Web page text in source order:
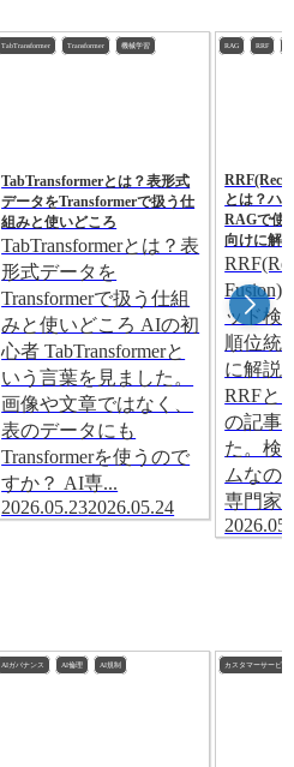
TabTransformer Transformer 機械学習
TabTransformerとは？表形式
データをTransformerで扱う仕
組みと使いどころ
TabTransformerとは？表
形式データを
Transformerで扱う仕組
みと使いどころ AIの初
心者 TabTransformerと
いう言葉を見ました。
画像や文章ではなく、
表のデータにも
Transformerを使うので
すか？ AI専...
2026.05.232026.05.24
RAG RRF
とは？ハ
RAGで使
向けに解
Fusion)
ッド検
順位統
に解説
RRFと
の記事
た。検
ムなの
専門家
AIガバナンス AI倫理 AI規制 カスタマーサービス